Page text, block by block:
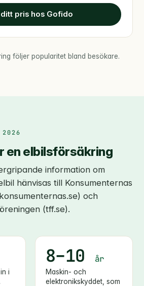
pris hos Gofido
följer popularitet bland besökare.
2026
en elbilsförsäkring
information om
hänvisas till Konsumenternas
och
(tff.se).
i
8–10 år
Maskin- och
elektronikskyddet, som